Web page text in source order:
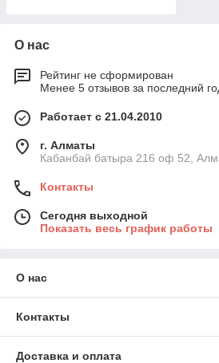
О нас
Рейтинг не сформирован
Менее 5 отзывов за последний
Работает с 21.04.2010
г. Алматы
Кабанбай батыра 216 оф 52,
Контакты
Сегодня выходной
Показать весь график работы
О нас
Контакты
Доставка и оплата